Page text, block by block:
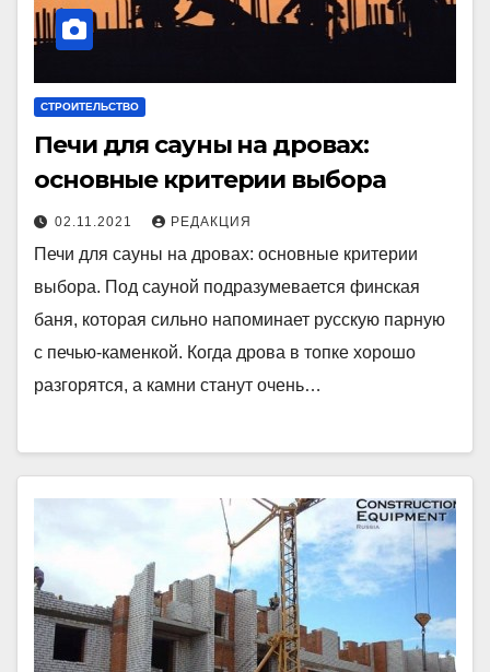
СТРОИТЕЛЬСТВО
Печи для сауны на дровах:
основные критерии выбора
02.11.2021 РЕДАКЦИЯ
Печи для сауны на дровах: основные критерии
выбора. Под сауной подразумевается финская
баня, которая сильно напоминает русскую парную
с печью-каменкой. Когда дрова в топке хорошо
разгорятся, а камни станут очень…